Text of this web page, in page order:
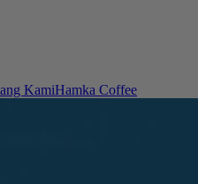
KamiHamka Coffee